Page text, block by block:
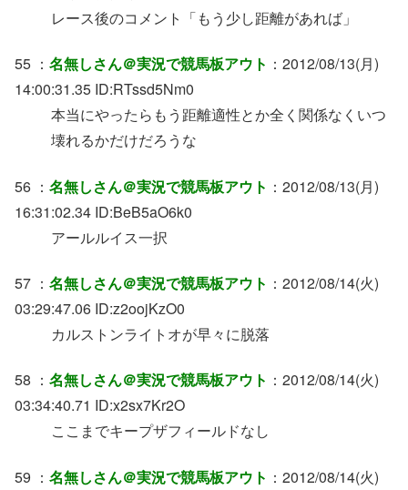
レース後のコメント「もう少し距離があれば」
55 ： 名無しさん＠実況で競馬板アウト ：2012/08/13(月)
14:00:31.35 ID:RTssd5Nm0
本当にやったらもう距離適性とか全く関係なくいつ
壊れるかだけだろうな
56 ： 名無しさん＠実況で競馬板アウト ：2012/08/13(月)
16:31:02.34 ID:BeB5aO6k0
アールルイス一択
57 ： 名無しさん＠実況で競馬板アウト ：2012/08/14(火)
03:29:47.06 ID:z2oojKzO0
カルストンライトオが早々に脱落
58 ： 名無しさん＠実況で競馬板アウト ：2012/08/14(火)
03:34:40.71 ID:x2sx7Kr2O
ここまでキープザフィールドなし
59 ： 名無しさん＠実況で競馬板アウト ：2012/08/14(火)